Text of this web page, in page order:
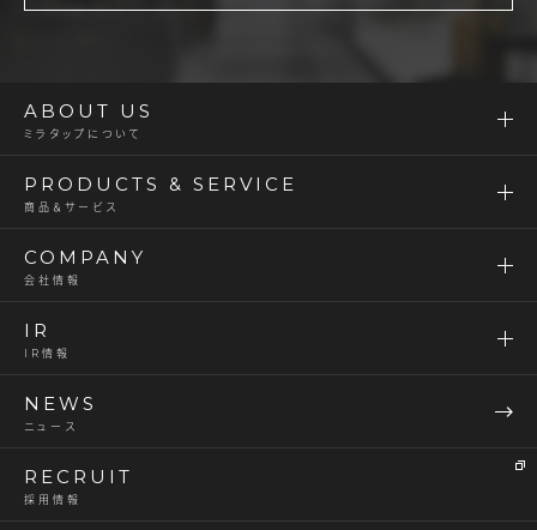
ABOUT US
ミラタップについて
PRODUCTS & SERVICE
商品＆サービス
COMPANY
会社情報
IR
IR情報
NEWS
ニュース
RECRUIT
採用情報